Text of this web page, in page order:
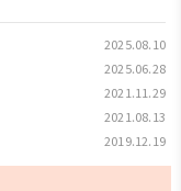
2025.08.10
2025.06.28
2021.11.29
2021.08.13
2019.12.19